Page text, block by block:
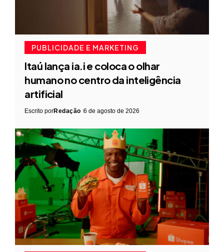
PUBLICIDADE E MARKETING
Itaú lança ia.i e coloca o olhar
humano no centro da inteligência
artificial
Escrito porRedação 6 de agosto de 2026